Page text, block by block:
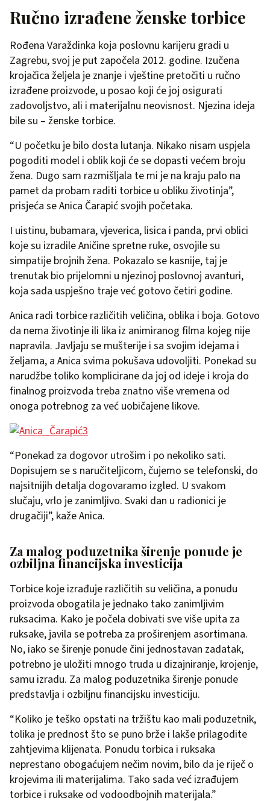
Ručno izrađene ženske torbice
Rođena Varaždinka koja poslovnu karijeru gradi u
Zagrebu, svoj je put započela 2012. godine. Izučena
krojačica željela je znanje i vještine pretočiti u ručno
izrađene proizvode, u posao koji će joj osigurati
zadovoljstvo, ali i materijalnu neovisnost. Njezina ideja
bile su – ženske torbice.
“U početku je bilo dosta lutanja. Nikako nisam uspjela
pogoditi model i oblik koji će se dopasti većem broju
žena. Dugo sam razmišljala te mi je na kraju palo na
pamet da probam raditi torbice u obliku životinja”,
prisjeća se Anica Čarapić svojih početaka.
I uistinu, bubamara, vjeverica, lisica i panda, prvi oblici
koje su izradile Aničine spretne ruke, osvojile su
simpatije brojnih žena. Pokazalo se kasnije, taj je
trenutak bio prijelomni u njezinoj poslovnoj avanturi,
koja sada uspješno traje već gotovo četiri godine.
Anica radi torbice različitih veličina, oblika i boja. Gotovo
da nema životinje ili lika iz animiranog filma kojeg nije
napravila. Javljaju se mušterije i sa svojim idejama i
željama, a Anica svima pokušava udovoljiti. Ponekad su
narudžbe toliko komplicirane da joj od ideje i kroja do
finalnog proizvoda treba znatno više vremena od
onoga potrebnog za već uobičajene likove.
“Ponekad za dogovor utrošim i po nekoliko sati.
Dopisujem se s naručiteljicom, čujemo se telefonski, do
najsitnijih detalja dogovaramo izgled. U svakom
slučaju, vrlo je zanimljivo. Svaki dan u radionici je
drugačiji”, kaže Anica.
Za malog poduzetnika širenje ponude je
ozbiljna financijska investicija
Torbice koje izrađuje različitih su veličina, a ponudu
proizvoda obogatila je jednako tako zanimljivim
ruksacima. Kako je počela dobivati sve više upita za
ruksake, javila se potreba za proširenjem asortimana.
No, iako se širenje ponude čini jednostavan zadatak,
potrebno je uložiti mnogo truda u dizajniranje, krojenje,
samu izradu. Za malog poduzetnika širenje ponude
predstavlja i ozbiljnu financijsku investiciju.
“Koliko je teško opstati na tržištu kao mali poduzetnik,
tolika je prednost što se puno brže i lakše prilagodite
zahtjevima klijenata. Ponudu torbica i ruksaka
neprestano obogaćujem nečim novim, bilo da je riječ o
krojevima ili materijalima. Tako sada već izrađujem
torbice i ruksake od vodoodbojnih materijala.”